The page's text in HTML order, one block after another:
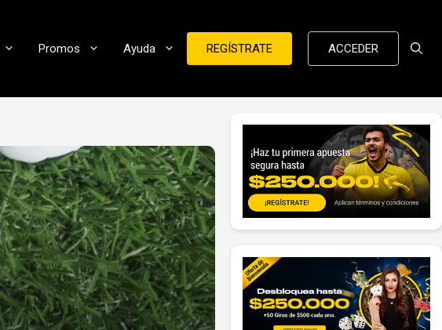
Promos Ayuda REGÍSTRATE ACCEDER